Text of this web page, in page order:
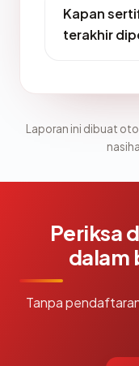
Kapan
terakhir
Laporan ini dibuat
Periksa
dalam
Tanpa